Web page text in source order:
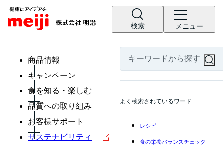
検索 メニュー
商品情報
キャンペーン
食を知る・楽しむ
品質への取り組み
お客様サポート
サステナビリティ
よく検索されているワード
レシピ
食の栄養バランスチェック